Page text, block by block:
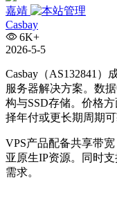
嘉靖
Casbay
6K+
2026-5-5
Casbay（AS132841）
服务器解决方案。数
构与SSD存储。价格
择年付或更长期周期可
VPS产品配备共享带
亚原生IP资源。同时
需求。